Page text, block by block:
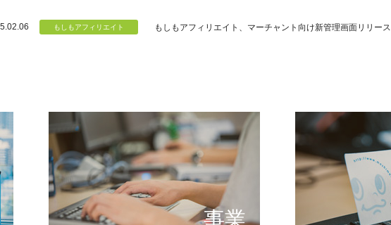
もしもアフィリエイト、マーチャント向け新管理画面リリース
個のチカラ
もしもが描く未来の形とは
事業
可能性の実現に向けて
提供するサービスの仕組み